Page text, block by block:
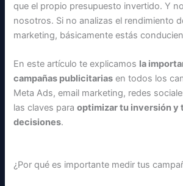
que el propio presupuesto invertido. Y
nosotros. Si no analizas el rendimiento
marketing, básicamente estás
En este artículo te explicamos la
campañas publicitarias en todos los
Meta Ads, email marketing, redes
las claves paraoptimizar tu inversión y
decisiones.
¿Por qué es importante medir tus